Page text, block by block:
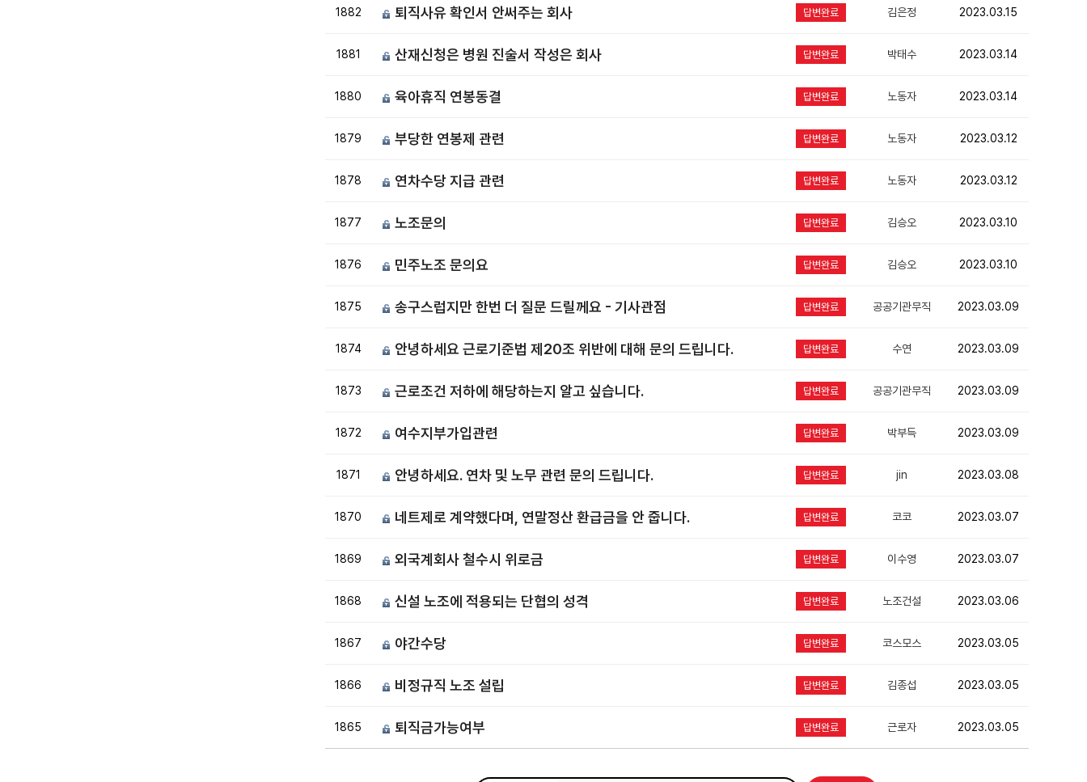
1882 퇴직사유 확인서 안써주는 회사 답변완료 김은정 2023.03.15
1881 산재신청은 병원 진술서 작성은 회사 답변완료 박태수 2023.03.14
1880 육아휴직 연봉동결 답변완료 노동자 2023.03.14
1879 부당한 연봉제 관련 답변완료 노동자 2023.03.12
1878 연차수당 지급 관련 답변완료 노동자 2023.03.12
1877 노조문의 답변완료 김승오 2023.03.10
1876 민주노조 문의요 답변완료 김승오 2023.03.10
1875 송구스럽지만 한번 더 질문 드릴께요 - 기사관점 답변완료 공공기관무직 2023.03.09
1874 안녕하세요 근로기준법 제20조 위반에 대해 문의 드립니다. 답변완료 수연 2023.03.09
1873 근로조건 저하에 해당하는지 알고 싶습니다. 답변완료 공공기관무직 2023.03.09
1872 여수지부가입관련 답변완료 박부득 2023.03.09
1871 안녕하세요. 연차 및 노무 관련 문의 드립니다. 답변완료 jin 2023.03.08
1870 네트제로 계약했다며, 연말정산 환급금을 안 줍니다. 답변완료 코코 2023.03.07
1869 외국계회사 철수시 위로금 답변완료 이수영 2023.03.07
1868 신설 노조에 적용되는 단협의 성격 답변완료 노조건설 2023.03.06
1867 야간수당 답변완료 코스모스 2023.03.05
1866 비정규직 노조 설립 답변완료 김종섭 2023.03.05
1865 퇴직금가능여부 답변완료 근로자 2023.03.05